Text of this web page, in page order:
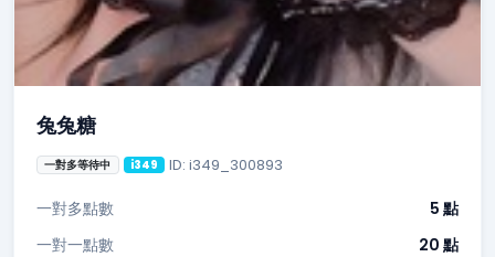
兔兔糖
一對多等待中 i349 ID: i349_300893
一對多點數
5 點
一對一點數
20 點